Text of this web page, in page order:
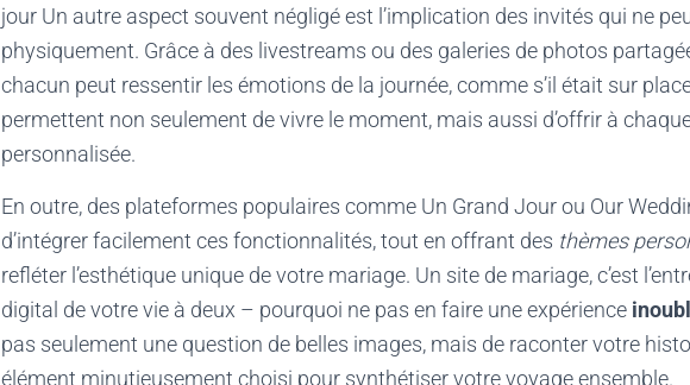
jour Un autre aspect souvent négligé est l’implication des invités qui ne
physiquement. Grâce à des livestreams ou des galeries de photos
chacun peut ressentir les émotions de la journée, comme s’il était sur
permettent non seulement de vivre le moment, mais aussi d’offrir à
personnalisée.
En outre, des plateformes populaires comme Un Grand Jour ou Our
d’intégrer facilement ces fonctionnalités, tout en offrant des thèmes
refléter l’esthétique unique de votre mariage. Un site de mariage, c’est
digital de votre vie à deux – pourquoi ne pas en faire une expérience
pas seulement une question de belles images, mais de raconter votre
élément minutieusement choisi pour synthétiser votre voyage ensemble.